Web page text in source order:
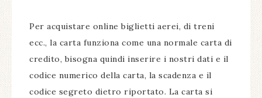
Per acquistare online biglietti aerei, di treni
ecc., la carta funziona come una normale carta di
credito, bisogna quindi inserire i nostri dati e il
codice numerico della carta, la scadenza e il
codice segreto dietro riportato. La carta si